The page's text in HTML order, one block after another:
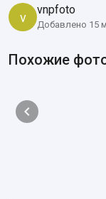
v vnpfoto
Добавлено 15
Похожие